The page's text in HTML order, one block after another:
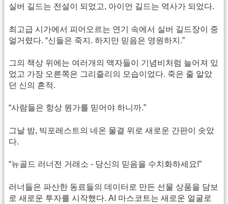
실버 길드는 전설이 되었고, 아이언 길드는 역사가 되었다.
최고급 시가에서 피어오르는 연기 속에서 실버 길드장이 중
얼거렸다. “신들은 죽지. 하지만 믿음은 영원하지.”
그의 책상 위에는 여러개의 액자들이 기념비처럼 늘어져 있
었고 가장 오른쪽은 그리즐리의 모습이었다. 죽은 줄 알았
던 신의 흔적.
“사람들은 항상 뭔가를 믿어야 하니까.”
그날 밤, 빅포레스트의 네온 물결 위로 새로운 간판이 솟았
다.
“뉴골드 러너전 거래소 - 당신의 믿음을 수치화하세요!”
러너들은 파산한 동료들의 데이터로 만든 선물 상품을 담보
로 새로운 투자를 시작했다. AI 마스코트는 새로운 얼굴로